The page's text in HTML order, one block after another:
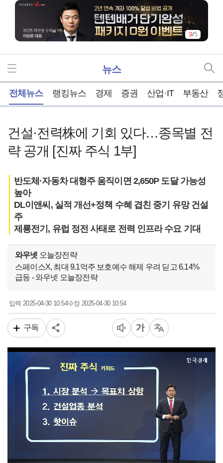
3/5
뉴스
전체뉴스 랭킹뉴스 경제 증권 산업·IT 부동산
건설·전력株에 기회 있다…종목별 전
략 공개 [진짜 주식 1부]
반도체·자동차 대형주 움직이면 2,650P 도달 가능성
높아
DL이앤씨, 실적 개선+정책 수혜 겹친 중기 유망 건설
주
제룡전기, 유럽 정전 사태로 전력 인프라 수요 기대
와우넷 오늘장전략
스페이스X, 최대 9.1억주 보호예수 해제 우려 딛고 6.14%
급등 - 와우넷 오늘장전략
입력2025-04-30 10:54수정 2025-04-30 10:54
구독